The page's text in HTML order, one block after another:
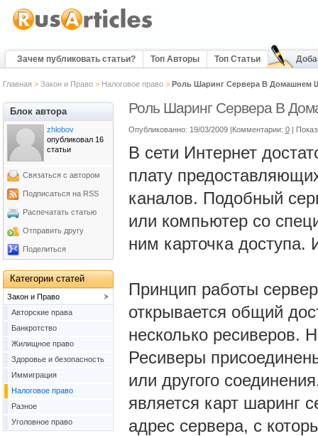
Зачем публиковать статьи? Топ Авторы Топ Статьи
Главная > Закон и Право> Налоговое право> Роль Шаринг Сервера В Домашнем
Роль Шаринг Сервера В
Опубликованно: 19/03/2009 |Комментарии: 0 |
В сети Интернет
плату
каналов. Подобный
или компьютер со
ним карточка доступа.
Принцип работы
открывается общий
несколько ресиверов.
Ресиверы
или другого
является карт шаринг
адрес сервера, с
Блок автора
zhlobov
опубликовал 16
статьи
Связаться с автором
Подписаться на RSS
Распечатать статью
Отправить другу
Поделиться
Категории статей
Закон и Право
Авторские права
Банкротство
Жилищное право
Здоровье и безопасность
Иммиграция
Налоговое право
Разное
Уголовное право